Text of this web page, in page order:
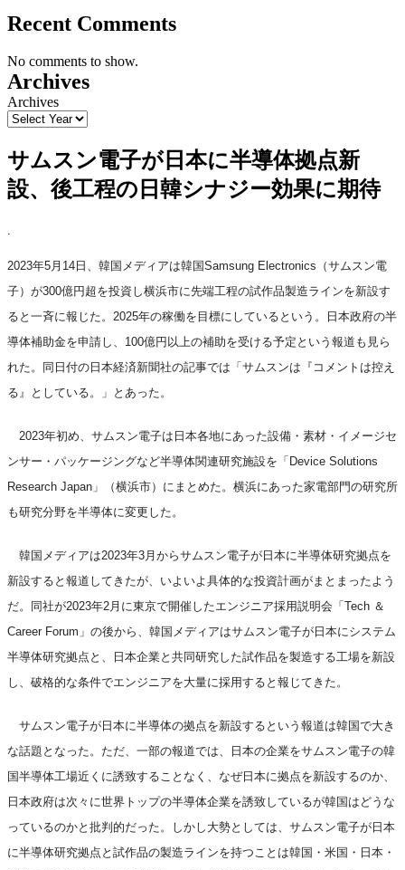
Recent Comments
No comments to show.
Archives
Archives
サムスン電子が日本に半導体拠点新
設、後工程の日韓シナジー効果に期待
.
2023年5月14日、韓国メディアは韓国Samsung Electronics（サムスン電
子）が300億円超を投資し横浜市に先端工程の試作品製造ラインを新設す
ると一斉に報じた。2025年の稼働を目標にしているという。日本政府の半
導体補助金を申請し、100億円以上の補助を受ける予定という報道も見ら
れた。同日付の日本経済新聞社の記事では「サムスンは『コメントは控え
る』としている。」とあった。
2023年初め、サムスン電子は日本各地にあった設備・素材・イメージセ
ンサー・パッケージングなど半導体関連研究施設を「Device Solutions
Research Japan」（横浜市）にまとめた。横浜にあった家電部門の研究所
も研究分野を半導体に変更した。
韓国メディアは2023年3月からサムスン電子が日本に半導体研究拠点を
新設すると報道してきたが、いよいよ具体的な投資計画がまとまったよう
だ。同社が2023年2月に東京で開催したエンジニア採用説明会「Tech ＆
Career Forum」の後から、韓国メディアはサムスン電子が日本にシステム
半導体研究拠点と、日本企業と共同研究した試作品を製造する工場を新設
し、破格的な条件でエンジニアを大量に採用すると報じてきた。
サムスン電子が日本に半導体の拠点を新設するという報道は韓国で大き
な話題となった。ただ、一部の報道では、日本の企業をサムスン電子の韓
国半導体工場近くに誘致することなく、なぜ日本に拠点を新設するのか、
日本政府は次々に世界トップの半導体企業を誘致しているが韓国はどうな
っているのかと批判的だった。しかし大勢としては、サムスン電子が日本
に半導体研究拠点と試作品の製造ラインを持つことは韓国・米国・日本・